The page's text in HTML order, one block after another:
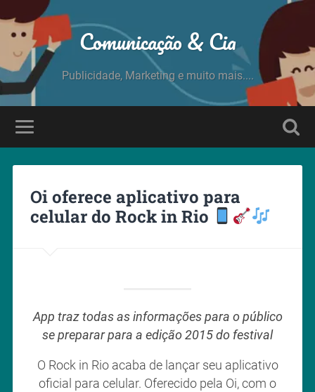
Comunicação & Cia
Publicidade, Marketing e muito mais....
Oi oferece aplicativo para
celular do Rock in Rio
App traz todas as informações para o público
se preparar para a edição 2015 do festival
O Rock in Rio acaba de lançar seu aplicativo
oficial para celular. Oferecido pela Oi, com o